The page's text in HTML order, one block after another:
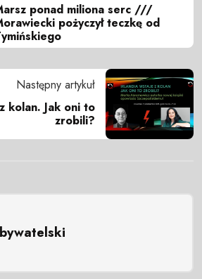
ponad miliona serc ///
pożyczył teczkę od
Następny artykuł
kolan. Jak oni to
zrobili?